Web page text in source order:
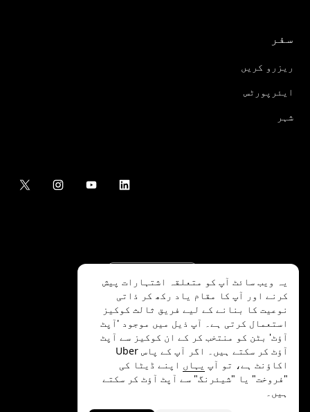
سفر
ریزرو کریں
ایئرپورٹس
شہر
©
2026
.Uber Technologies Inc
یہ ویب سائٹ آپ کو متعلقہ اشتہارات پیش
کرنے اور آپ کا مقام یاد رکھ کر ذاتی
نوعیت کا بنانے کے لیے فریق ثالث کوکیز
استعمال کرتی ہے۔ آپ ذیل میں موجود 'آپٹ
آؤٹ' بٹن کو منتخب کر کے ان کوکیز سے آپٹ
آؤٹ کر سکتے ہیں۔ اگر آپ کے پاس Uber
اکاؤنٹ ہے، تو آپ یہاں اپنے ڈیٹا کی
"فروخت" یا "شیئرنگ" سے آپٹ آؤٹ کر سکتے
ہیں۔